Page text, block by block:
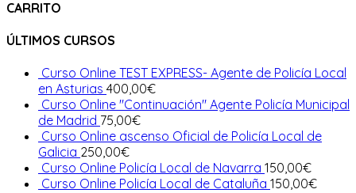
CARRITO
ÚLTIMOS CURSOS
Curso Online TEST EXPRESS- Agente de Policía Local
en Asturias 400,00€
Curso Online "Continuación" Agente Policía Municipal
de Madrid 75,00€
Curso Online ascenso Oficial de Policía Local de
Galicia 250,00€
Curso Online Policía Local de Navarra 150,00€
Curso Online Policía Local de Cataluña 150,00€